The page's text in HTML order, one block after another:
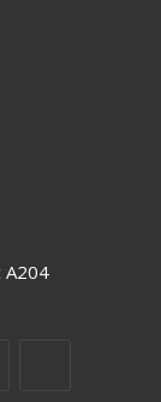
А204